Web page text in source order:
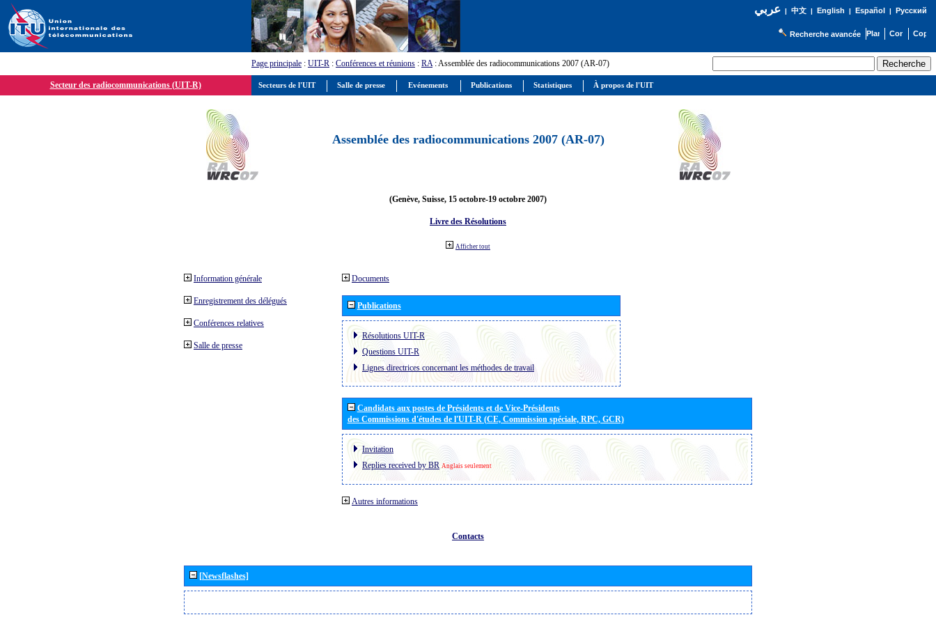
عربي| 中文| English | Español | Русский
Recherche avancée
Page principale : UIT-R : Conférences et réunions : RA: Assemblée des radiocommunications 2007 (AR-07)
Secteur des radiocommunications (UIT-R)
Assemblée des radiocommunications 2007 (AR-07)
(Genève, Suisse, 15 octobre-19 octobre 2007)
Livre des Résolutions
Afficher tout
Information générale
Enregistrement des délégués
Conférences relatives
Salle de presse
Documents
Publications
Résolutions UIT-R
Questions UIT-R
Lignes directrices concernant les méthodes de travail
Candidats aux postes de Présidents et de Vice-Présidents
des Commissions d'études de l'UIT-R (CE, Commission spéciale, RPC, GCR)
Invitation
Replies received by BR Anglais seulement
Autres informations
Contacts
[Newsflashes]
Secteurs de l'UIT Salle de presse Evénements Publications Statistiques À propos de l'UIT